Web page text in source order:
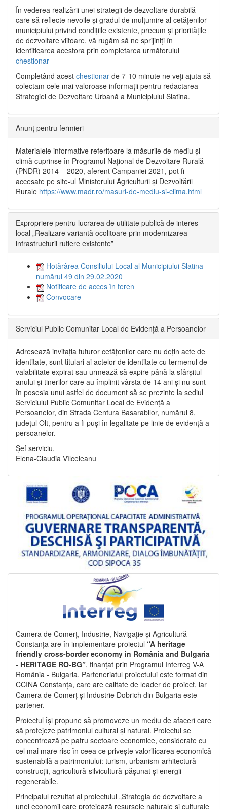
În vederea realizării unei strategii de dezvoltare durabilă
care să reflecte nevoile și gradul de mulțumire al cetățenilor
municipiului privind condițiile existente, precum și prioritățile
de dezvoltare viitoare, vă rugăm să ne sprijiniți în
identificarea acestora prin completarea următorului
chestionar
Completând acest chestionar de 7-10 minute ne veți ajuta să
colectam cele mai valoroase informații pentru redactarea
Strategiei de Dezvoltare Urbană a Municipiului Slatina.
Anunț pentru fermieri
Materialele informative referitoare la măsurile de mediu și
climă cuprinse în Programul Național de Dezvoltare Rurală
(PNDR) 2014 – 2020, aferent Campaniei 2021, pot fi
accesate pe site-ul Ministerului Agriculturii și Dezvoltării
Rurale https://www.madr.ro/masuri-de-mediu-si-clima.html
Expropriere pentru lucrarea de utilitate publică de interes
local „Realizare variantă ocolitoare prin modernizarea
infrastructurii rutiere existente”
Hotărârea Consiliului Local al Municipiului Slatina
numărul 49 din 29.02.2020
Notificare de acces în teren
Convocare
Serviciul Public Comunitar Local de Evidență a Persoanelor
Adresează invitația tuturor cetățenilor care nu dețin acte de
identitate, sunt titulari ai actelor de identitate cu termenul de
valabilitate expirat sau urmează să expire până la sfârșitul
anului și tinerilor care au împlinit vârsta de 14 ani și nu sunt
în posesia unui astfel de document să se prezinte la sediul
Serviciului Public Comunitar Local de Evidență a
Persoanelor, din Strada Centura Basarabilor, numărul 8,
județul Olt, pentru a fi puși în legalitate pe linie de evidență a
persoanelor.
Șef serviciu,
Elena-Claudia Vîlceleanu
Camera de Comerț, Industrie, Navigație și Agricultură
Constanța are în implementare proiectul “A heritage
friendly cross-border economy in România and Bulgaria
- HERITAGE RO-BG”, finanțat prin Programul Interreg V-A
România - Bulgaria. Parteneriatul proiectului este format din
CCINA Constanța, care are calitate de leader de proiect, iar
Camera de Comerț și Industrie Dobrich din Bulgaria este
partener.
Proiectul își propune să promoveze un mediu de afaceri care
să protejeze patrimoniul cultural și natural. Proiectul se
concentrează pe patru sectoare economice, considerate cu
cel mai mare risc în ceea ce privește valorificarea economică
sustenabilă a patrimoniului: turism, urbanism-arhitectură-
construcții, agricultură-silvicultură-pășunat și energii
regenerabile.
Principalul rezultat al proiectului „Strategia de dezvoltare a
unei economii care protejează resursele naturale și culturale